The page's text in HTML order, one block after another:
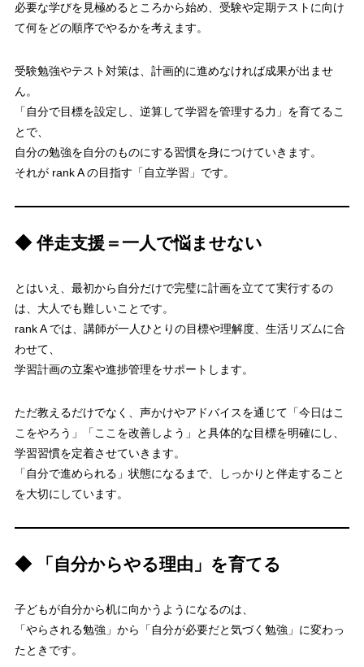
必要な学びを見極めるところから始め、受験や定期テストに向け
て何をどの順序でやるかを考えます。
受験勉強やテスト対策は、計画的に進めなければ成果が出ませ
ん。
「自分で目標を設定し、逆算して学習を管理する力」を育てるこ
とで、
自分の勉強を自分のものにする習慣を身につけていきます。
それが rank A の目指す「自立学習」です。
◆ 伴走支援＝一人で悩ませない
とはいえ、最初から自分だけで完璧に計画を立てて実行するの
は、大人でも難しいことです。
rank A では、講師が一人ひとりの目標や理解度、生活リズムに合
わせて、
学習計画の立案や進捗管理をサポートします。
ただ教えるだけでなく、声かけやアドバイスを通じて「今日はこ
こをやろう」「ここを改善しよう」と具体的な目標を明確にし、
学習習慣を定着させていきます。
「自分で進められる」状態になるまで、しっかりと伴走すること
を大切にしています。
◆ 「自分からやる理由」を育てる
子どもが自分から机に向かうようになるのは、
「やらされる勉強」から「自分が必要だと気づく勉強」に変わっ
たときです。